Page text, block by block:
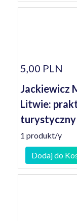
5,00 PLN
Jackiewicz
Litwie:
turystyczny
1 produkt/y
Dodaj do